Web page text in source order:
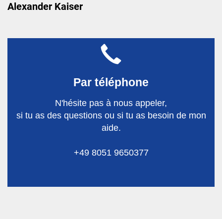
Alexander Kaiser
Par téléphone
N'hésite pas à nous appeler,
si tu as des questions ou si tu as besoin de mon
aide.
+49 8051 9650377